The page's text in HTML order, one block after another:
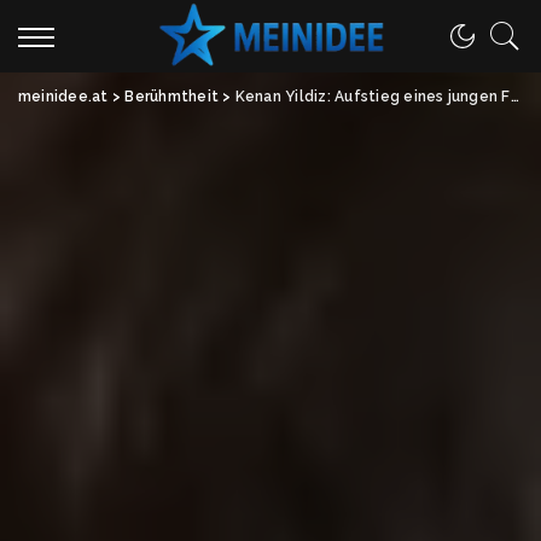
meinidee.at > Berühmtheit > Kenan Yildiz: Aufstieg eines jungen Fußballtalents